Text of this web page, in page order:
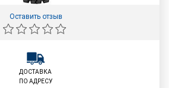
Оставить отзыв
ДОСТАВКА
ПО АДРЕСУ